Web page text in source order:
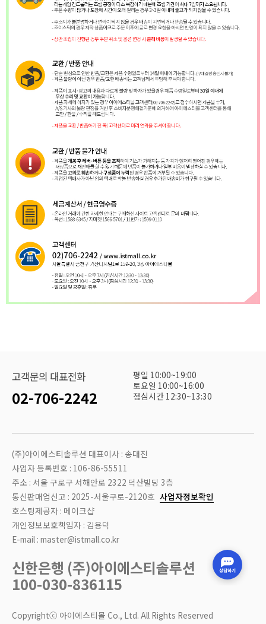
고객문의 대표전화
02-706-2242
평일 10:00~19:00
토요일 10:00~16:00
점심시간 12:30~13:30
(주)아이에스티솔루션 대표이사 : 송대진
사업자 등록번호 : 106-86-55511
주소 : 서울 구로구 서해안로 2322 덕산빌딩 3층
통신판매업신고 : 2025-서울구로-2120호 사업자정보확인
호스팅제공자 : 메이크샵
개인정보보호책임자 : 김용덕
E-mail : master@istmall.co.kr
신한은행 (주)아이에스티솔루션
100-030-836115
Copyrightⓒ 아이에스티몰 Co., Ltd. All Rights Reserved